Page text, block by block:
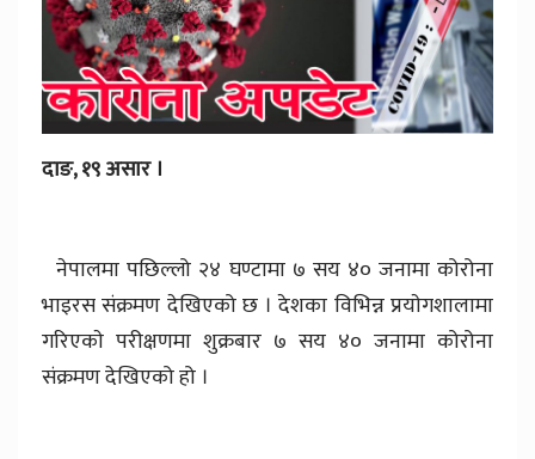
दाङ, १९ असार ।
नेपालमा पछिल्लो २४ घण्टामा ७ सय ४० जनामा कोरोना
भाइरस संक्रमण देखिएको छ । देशका विभिन्न प्रयाेगशालामा
गरिएकाे परीक्षणमा शुक्रबार ७ सय ४० जनामा कोरोना
संक्रमण देखिएको हो ।